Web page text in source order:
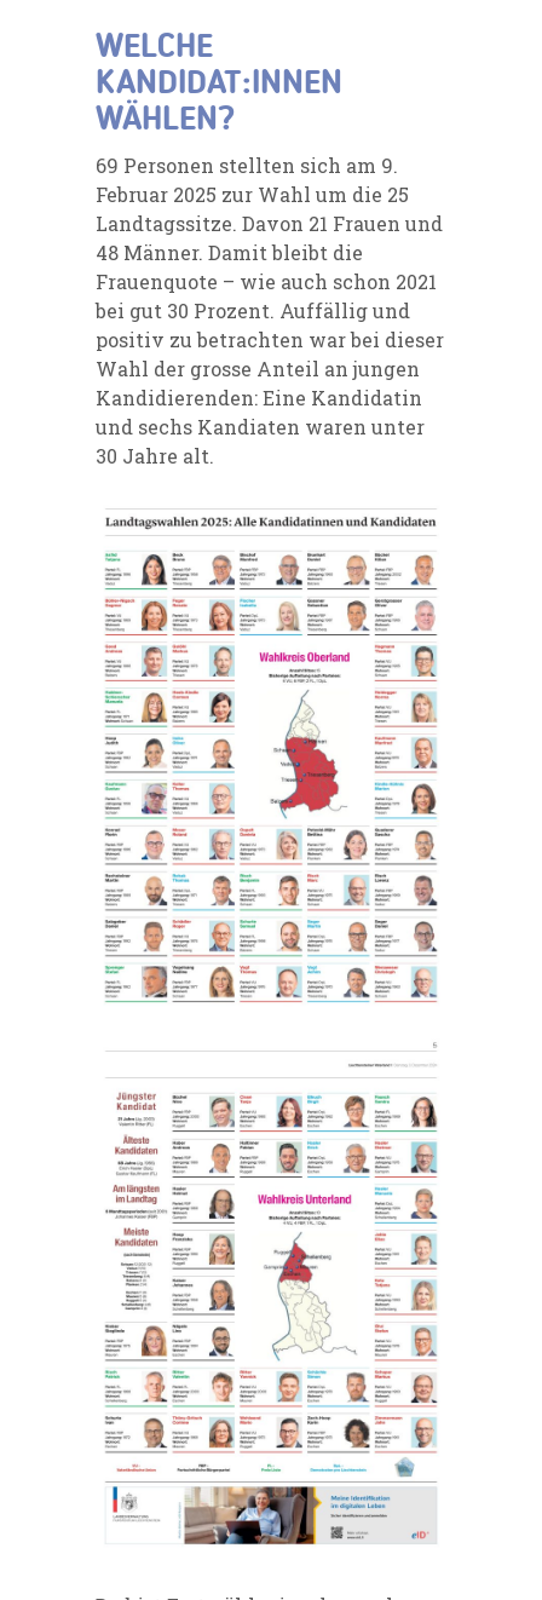
WELCHE
KANDIDAT:INNEN
WÄHLEN?
69 Personen stellten sich am 9.
Februar 2025 zur Wahl um die 25
Landtagssitze. Davon 21 Frauen und
48 Männer. Damit bleibt die
Frauenquote – wie auch schon 2021
bei gut 30 Prozent. Auffällig und
positiv zu betrachten war bei dieser
Wahl der grosse Anteil an jungen
Kandidierenden: Eine Kandidatin
und sechs Kandiaten waren unter
30 Jahre alt.